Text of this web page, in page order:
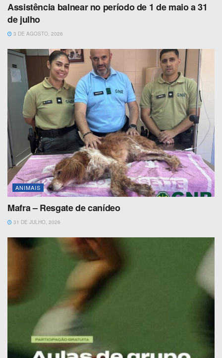
Assistência balnear no período de 1 de maio a 31
de julho
3 DE AGOSTO, 2026
ANIMAIS
Mafra – Resgate de canídeo
31 DE JULHO, 2026